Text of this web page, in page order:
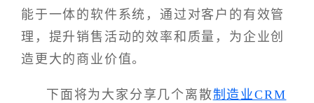
能于一体的软件系统，通过对客户的有效管
理，提升销售活动的效率和质量，为企业创
造更大的商业价值。
下面将为大家分享几个离散制造业CRM